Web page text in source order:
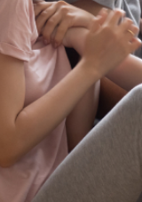
C’est
délivre
objectif de
et